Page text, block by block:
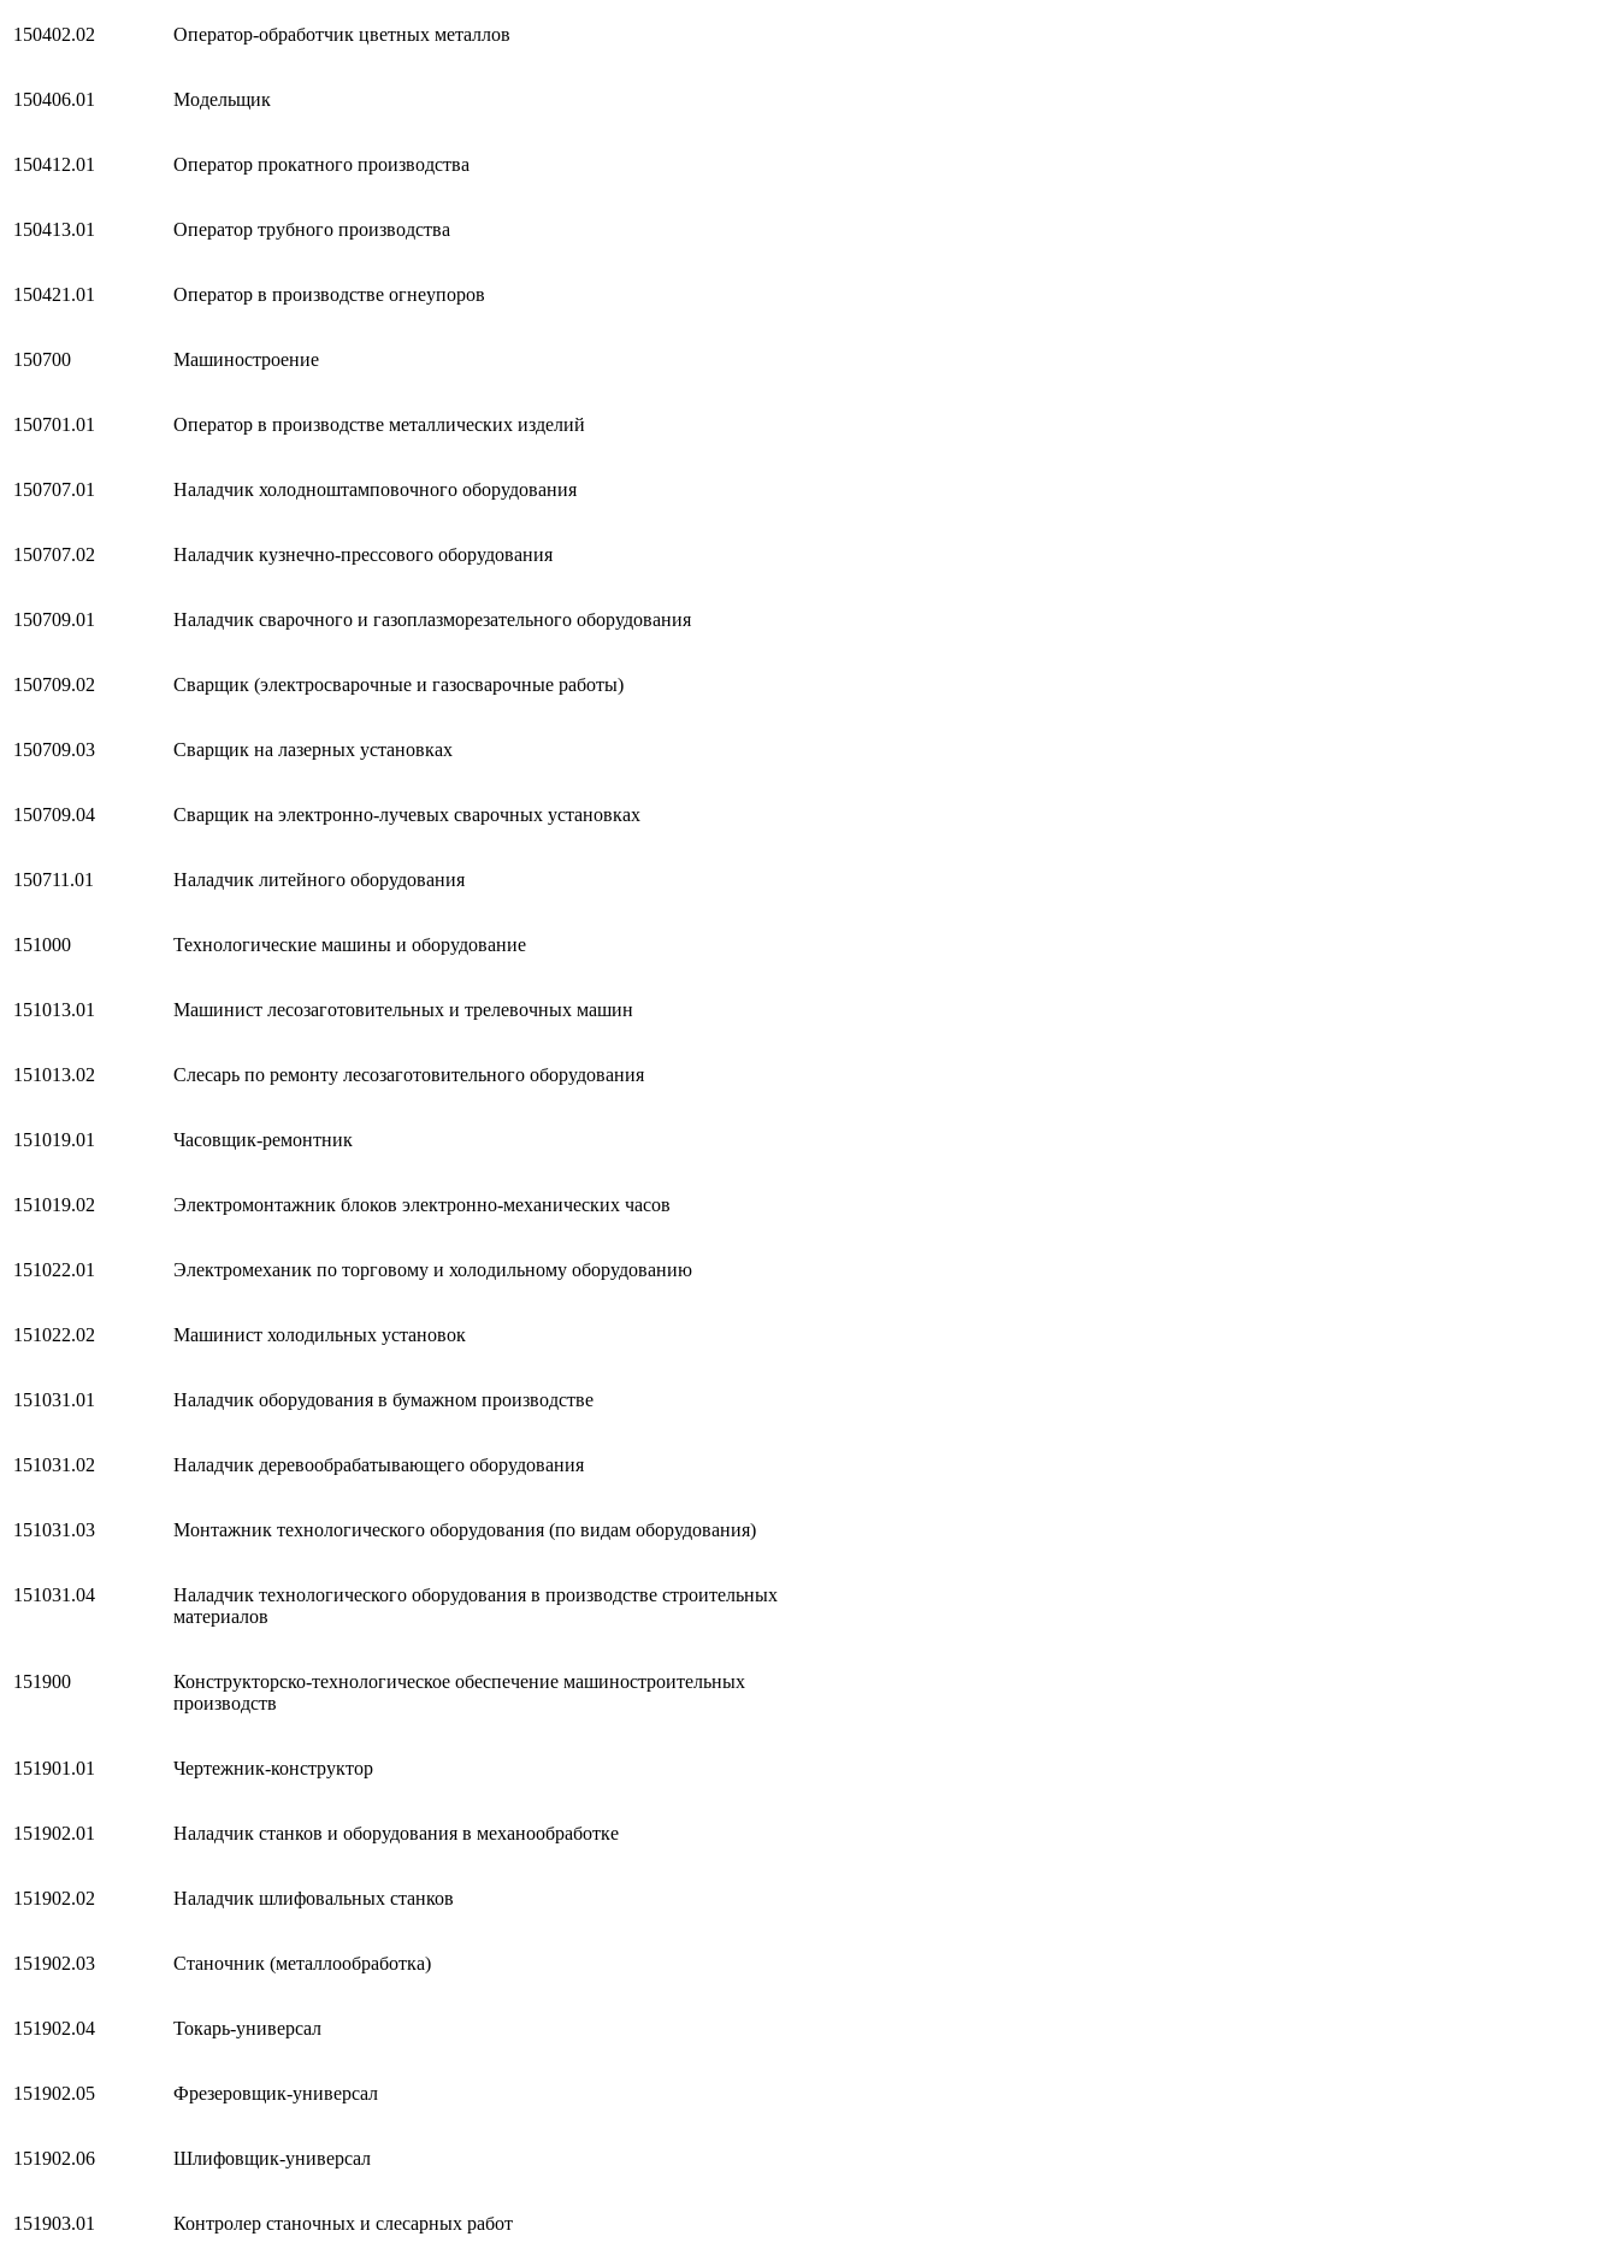
150402.02 Оператор-обработчик цветных металлов
150406.01 Модельщик
150412.01 Оператор прокатного производства
150413.01 Оператор трубного производства
150421.01 Оператор в производстве огнеупоров
150700 Машиностроение
150701.01 Оператор в производстве металлических изделий
150707.01 Наладчик холодноштамповочного оборудования
150707.02 Наладчик кузнечно-прессового оборудования
150709.01 Наладчик сварочного и газоплазморезательного оборудования
150709.02 Сварщик (электросварочные и газосварочные работы)
150709.03 Сварщик на лазерных установках
150709.04 Сварщик на электронно-лучевых сварочных установках
150711.01 Наладчик литейного оборудования
151000 Технологические машины и оборудование
151013.01 Машинист лесозаготовительных и трелевочных машин
151013.02 Слесарь по ремонту лесозаготовительного оборудования
151019.01 Часовщик-ремонтник
151019.02 Электромонтажник блоков электронно-механических часов
151022.01 Электромеханик по торговому и холодильному оборудованию
151022.02 Машинист холодильных установок
151031.01 Наладчик оборудования в бумажном производстве
151031.02 Наладчик деревообрабатывающего оборудования
151031.03 Монтажник технологического оборудования (по видам оборудования)
151031.04
Наладчик технологического оборудования в производстве строительных
материалов
151900
Конструкторско-технологическое обеспечение машиностроительных
производств
151901.01 Чертежник-конструктор
151902.01 Наладчик станков и оборудования в механообработке
151902.02 Наладчик шлифовальных станков
151902.03 Станочник (металлообработка)
151902.04 Токарь-универсал
151902.05 Фрезеровщик-универсал
151902.06 Шлифовщик-универсал
151903.01 Контролер станочных и слесарных работ